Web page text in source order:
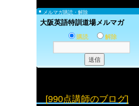
メルマガ購読・解除
大阪英語特訓道場メルマガ
購読 解除
[990点講師のブログ]